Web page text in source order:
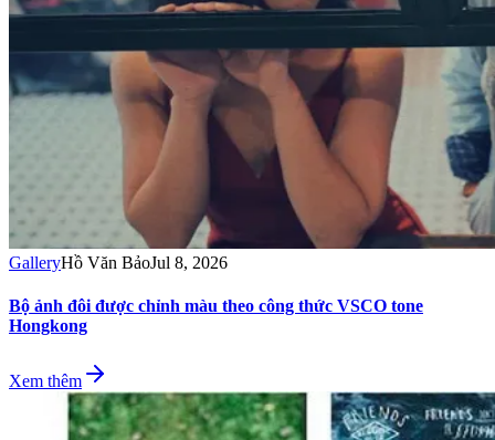
GalleryHồ Văn BảoJul 8, 2026
Bộ ảnh đôi được chỉnh màu theo công thức VSCO tone
Hongkong
Xem thêm